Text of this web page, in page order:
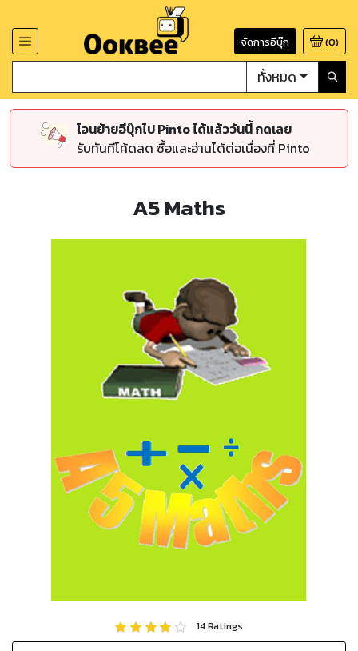
จัดการอีบุ๊ก (0)
ทั้งหมด
โอนย้ายอีบุ๊กไป Pinto ได้แล้ววันนี้ กดเลย
รับทันทีโค้ดลด ซื้อและอ่านได้ต่อเนื่องที่ Pinto
A5 Maths
14Ratings